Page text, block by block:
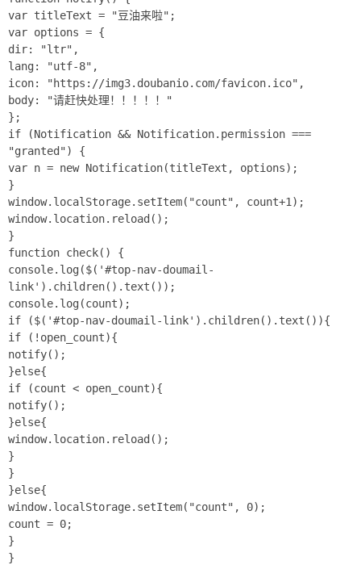
var titleText = "豆油来啦";
var options = {
dir: "ltr",
lang: "utf-8",
icon: "https://img3.doubanio.com/favicon.ico",
body: "请赶快处理！！！！！"
};
if (Notification && Notification.permission ===
"granted") {
var n = new Notification(titleText, options);
}
window.localStorage.setItem("count", count+1);
window.location.reload();
}
function check() {
console.log($('#top-nav-doumail-
link').children().text());
console.log(count);
if ($('#top-nav-doumail-link').children().text()){
if (!open_count){
notify();
}else{
if (count < open_count){
notify();
}else{
window.location.reload();
}
}
}else{
window.localStorage.setItem("count", 0);
count = 0;
}
}